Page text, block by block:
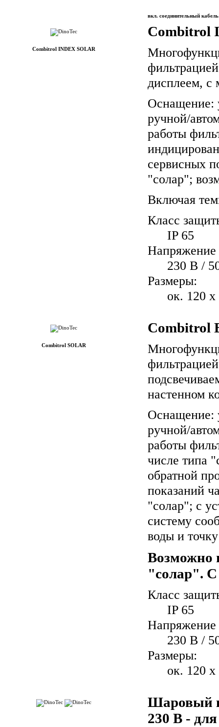
вкл. соединительный
Combitrol INDEX SOLAR
Combitrol
дисплеем, с
Оснащение:
ручной/
работы
сервисных
"солар";
Включая
Класс
IP 65
Напряжение
230 В /
Размеры:
ок. 120
Combitrol SOLAR
Combitrol
настенном
Оснащение:
ручной/
работы
числе типа
обратной
показаний
"солар"; с
систему
воды и
Возможно
"солар".
Класс
IP 65
Напряжение
230 В /
Размеры:
ок. 120
Шаровый
230 В -